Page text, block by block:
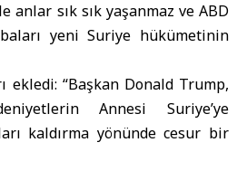
anlar sık ​​sık yaşanmaz ve ABD
yeni Suriye hükümetinin
ekledi: “Başkan Donald Trump,
Annesi Suriye’ye
kaldırma yönünde cesur bir